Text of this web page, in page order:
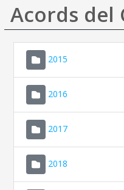
Acords del
2015
2016
2017
2018